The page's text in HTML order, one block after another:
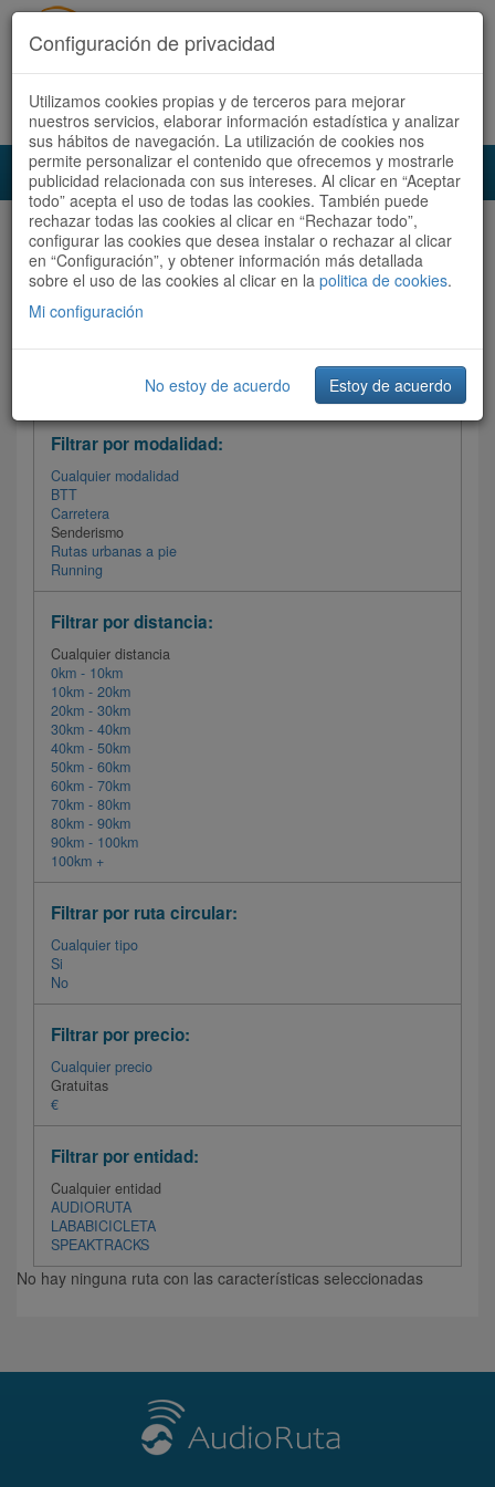
Acceder Registrate ahora Español | Català
Audioruta Todas las rutas
Todas las rutas Ordenar por:Más recientes
Filtrar las rutas
Filtrar por modalidad:
Cualquier modalidad
BTT
Carretera
Senderismo
Rutas urbanas a pie
Running
Filtrar por distancia:
Cualquier distancia
0km - 10km
10km - 20km
20km - 30km
30km - 40km
40km - 50km
50km - 60km
60km - 70km
70km - 80km
80km - 90km
90km - 100km
100km +
Filtrar por ruta circular:
Cualquier tipo
Si
No
Filtrar por precio:
Cualquier precio
Gratuitas
€
Filtrar por entidad:
Cualquier entidad
AUDIORUTA
LABABICICLETA
SPEAKTRACKS
No hay ninguna ruta con las características seleccionadas
Configuración de privacidad
Utilizamos cookies propias y de terceros para mejorar
nuestros servicios, elaborar información estadística y analizar
sus hábitos de navegación. La utilización de cookies nos
permite personalizar el contenido que ofrecemos y mostrarle
publicidad relacionada con sus intereses. Al clicar en “Aceptar
todo” acepta el uso de todas las cookies. También puede
rechazar todas las cookies al clicar en “Rechazar todo”,
configurar las cookies que desea instalar o rechazar al clicar
en “Configuración”, y obtener información más detallada
sobre el uso de las cookies al clicar en la politica de cookies.
Mi configuración
No estoy de acuerdo Estoy de acuerdo